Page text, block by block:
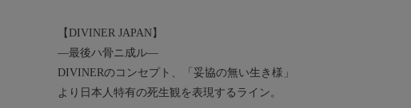
【DIVINER JAPAN】
―最後ハ骨ニ成ル―
DIVINERのコンセプト、「妥協の無い生き様」
より日本人特有の死生観を表現するライン。